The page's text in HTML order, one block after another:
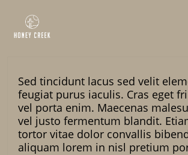
Sed tincidunt lacus sed velit
feugiat purus iaculis. Cras eget
vel porta enim. Maecenas
vel justo fermentum blandit.
tortor vitae dolor convallis
aliquam lorem in nisl pretium